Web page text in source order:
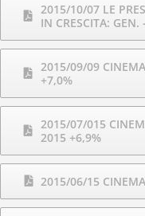
2015/10/07 LE
IN CRESCITA: GEN.
2015/09/09
+7,0%
2015/07/015
2015 +6,9%
2015/06/15